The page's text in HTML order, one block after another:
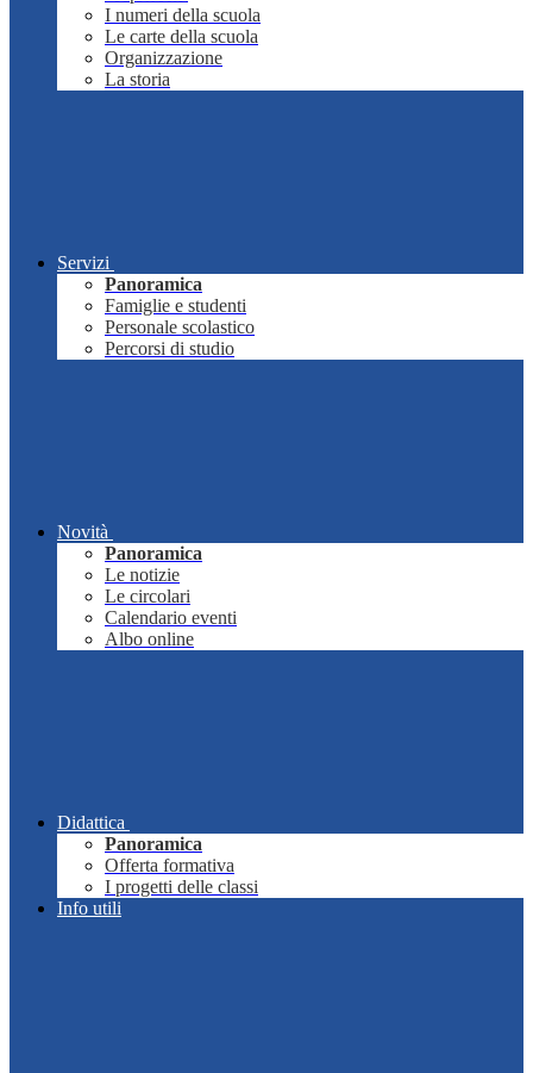
I numeri della scuola
Le carte della scuola
Organizzazione
La storia
Servizi
Panoramica
Famiglie e studenti
Personale scolastico
Percorsi di studio
Novità
Panoramica
Le notizie
Le circolari
Calendario eventi
Albo online
Didattica
Panoramica
Offerta formativa
I progetti delle classi
Info utili